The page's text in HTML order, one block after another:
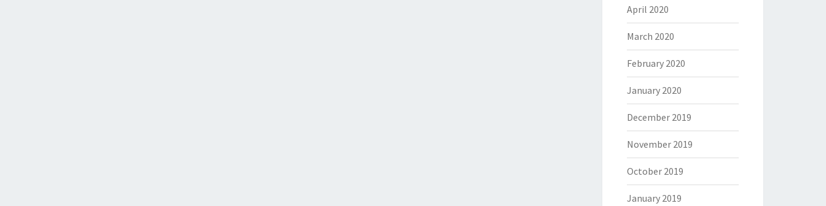
April 2020
March 2020
February 2020
January 2020
December 2019
November 2019
October 2019
January 2019